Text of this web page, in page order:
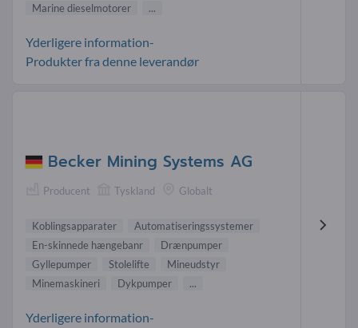
Marine dieselmotorer
...
Yderligere information-
Produkter fra denne leverandør
Becker Mining Systems AG
Producent Tyskland Globalt
Koblingsapparater
Automatiseringssystemer
En-skinnede hængebanr
Drænpumper
Gyllepumper
Stolelifte
Mineudstyr
Minemaskineri
Dykpumper ...
Yderligere information-